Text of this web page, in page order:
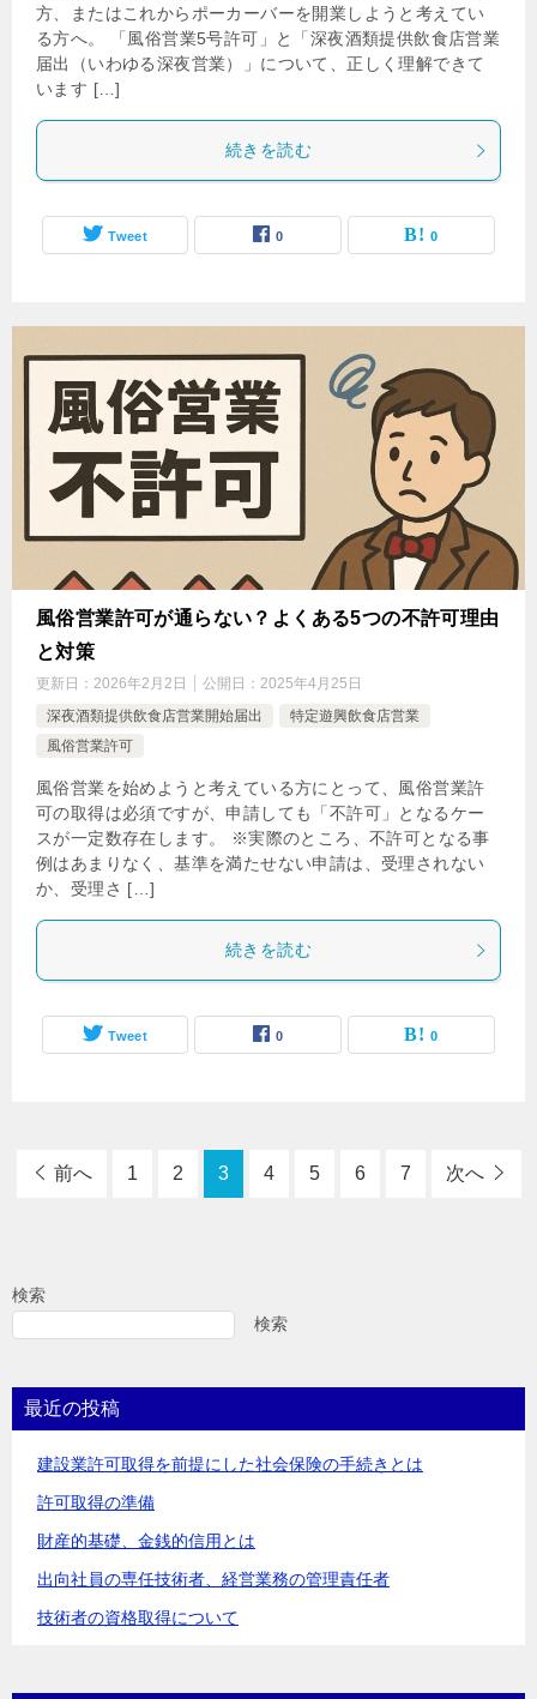
方、またはこれからポーカーバーを開業しようと考えてい
る方へ。 「風俗営業5号許可」と「深夜酒類提供飲食店営業
届出（いわゆる深夜営業）」について、正しく理解できて
います […]
続きを読む
Tweet 0 0
風俗営業許可が通らない？よくある5つの不許可理由
と対策
更新日： 2026年2月2日 公開日： 2025年4月25日
深夜酒類提供飲食店営業開始届出
特定遊興飲食店営業
風俗営業許可
風俗営業を始めようと考えている方にとって、風俗営業許
可の取得は必須ですが、申請しても「不許可」となるケー
スが一定数存在します。 ※実際のところ、不許可となる事
例はあまりなく、基準を満たせない申請は、受理されない
か、受理さ […]
続きを読む
Tweet 0 0
前へ 1 2 3 4 5 6 7 次へ
検索
検索
最近の投稿
建設業許可取得を前提にした社会保険の手続きとは
許可取得の準備
財産的基礎、金銭的信用とは
出向社員の専任技術者、経営業務の管理責任者
技術者の資格取得について